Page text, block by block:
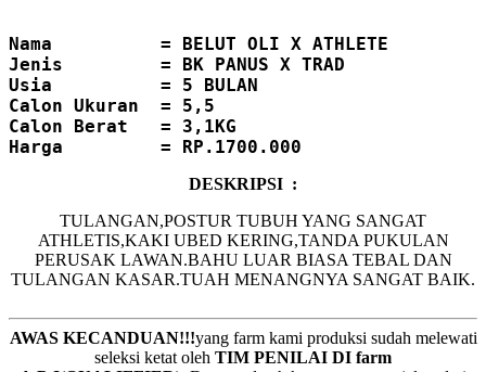
Nama          = BELUT OLI X ATHLETE
Jenis         = BK PANUS X TRAD
Usia          = 5 BULAN
Calon Ukuran  = 5,5
Calon Berat   = 3,1KG
DESKRIPSI :
TULANGAN,POSTUR TUBUH YANG SANGAT
ATHLETIS,KAKI UBED KERING,TANDA PUKULAN
PERUSAK LAWAN.BAHU LUAR BIASA TEBAL DAN
TULANGAN KASAR.TUAH MENANGNYA SANGAT BAIK.
AWAS KECANDUAN!!!yang farm kami produksi sudah melewati
seleksi ketat oleh TIM PENILAI DI farm